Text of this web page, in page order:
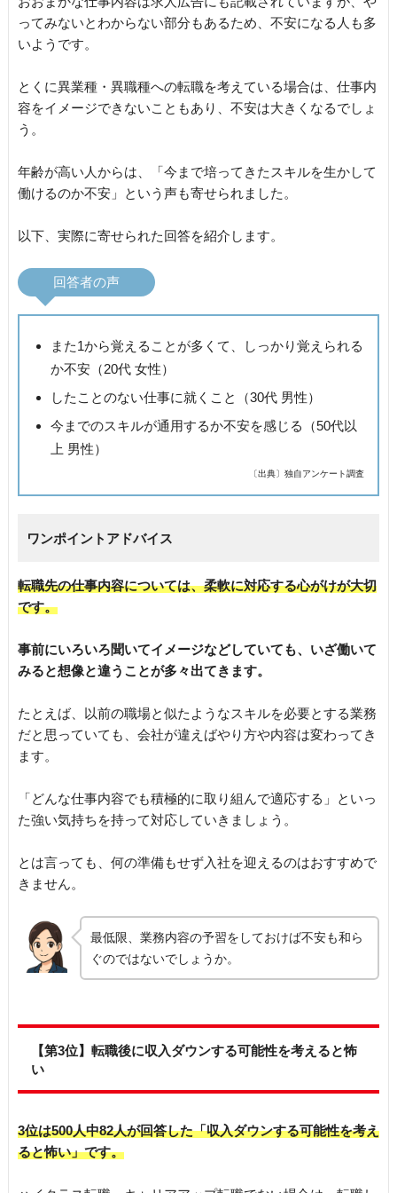
ってみないとわからない部分もあるため、不安になる人も多
いようです。
とくに異業種・異職種への転職を考えている場合は、仕事内
容をイメージできないこともあり、不安は大きくなるでしょ
う。
年齢が高い人からは、「今まで培ってきたスキルを生かして
働けるのか不安」という声も寄せられました。
以下、実際に寄せられた回答を紹介します。
回答者の声
また1から覚えることが多くて、しっかり覚えられる
か不安（20代 女性）
したことのない仕事に就くこと（30代 男性）
今までのスキルが通用するか不安を感じる（50代以
上 男性）
〔出典〕独自アンケート調査
ワンポイントアドバイス
転職先の仕事内容については、柔軟に対応する心がけが大切
です。
事前にいろいろ聞いてイメージなどしていても、いざ働いて
みると想像と違うことが多々出てきます。
たとえば、以前の職場と似たようなスキルを必要とする業務
だと思っていても、会社が違えばやり方や内容は変わってき
ます。
「どんな仕事内容でも積極的に取り組んで適応する」といっ
た強い気持ちを持って対応していきましょう。
とは言っても、何の準備もせず入社を迎えるのはおすすめで
きません。
最低限、業務内容の予習をしておけば不安も和ら
ぐのではないでしょうか。
【第3位】転職後に収入ダウンする可能性を考えると怖
い
3位は500人中82人が回答した「収入ダウンする可能性を考え
ると怖い」です。